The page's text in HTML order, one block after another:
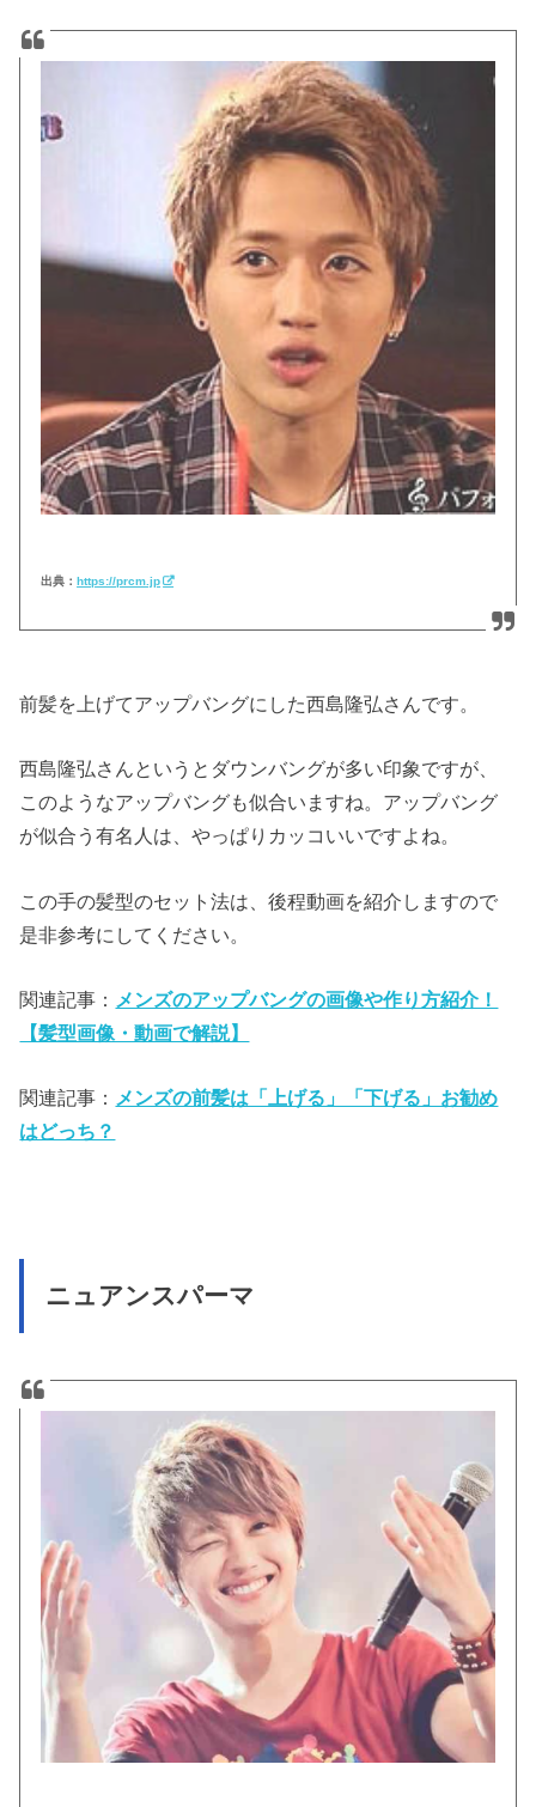
出典：https://prcm.jp
前髪を上げてアップバングにした西島隆弘さんです。
西島隆弘さんというとダウンバングが多い印象ですが、
このようなアップバングも似合いますね。アップバング
が似合う有名人は、やっぱりカッコいいですよね。
この手の髪型のセット法は、後程動画を紹介しますので
是非参考にしてください。
関連記事： メンズのアップバングの画像や作り方紹介！
【髪型画像・動画で解説】
関連記事： メンズの前髪は「上げる」「下げる」お勧め
はどっち？
ニュアンスパーマ